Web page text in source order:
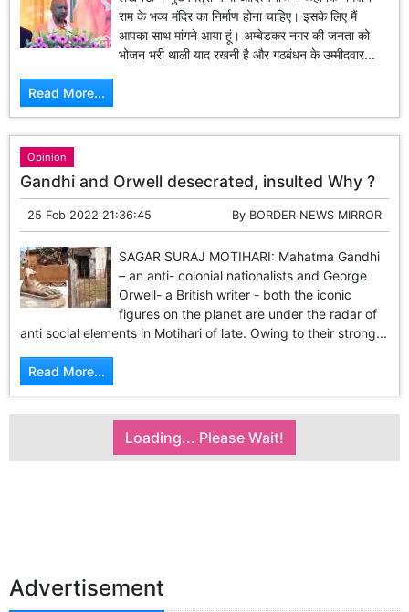
राम के भव्य मंदिर का निर्माण होना चाहिए। इसके लिए मैं
आपका साथ मांगने आया हूं। अम्बेडकर नगर की जनता को
भोजन भरी थाली याद रखनी है और गठबंधन के उम्मीदवार...
Read More...
Opinion
Gandhi and Orwell desecrated, insulted Why ?
25 Feb 2022 21:36:45 By BORDER NEWS MIRROR
SAGAR SURAJ MOTIHARI: Mahatma Gandhi
– an anti- colonial nationalists and George
Orwell- a British writer - both the iconic
figures on the planet are under the radar of
anti social elements in Motihari of late. Owing to their strong...
Read More...
Loading... Please Wait!
Advertisement